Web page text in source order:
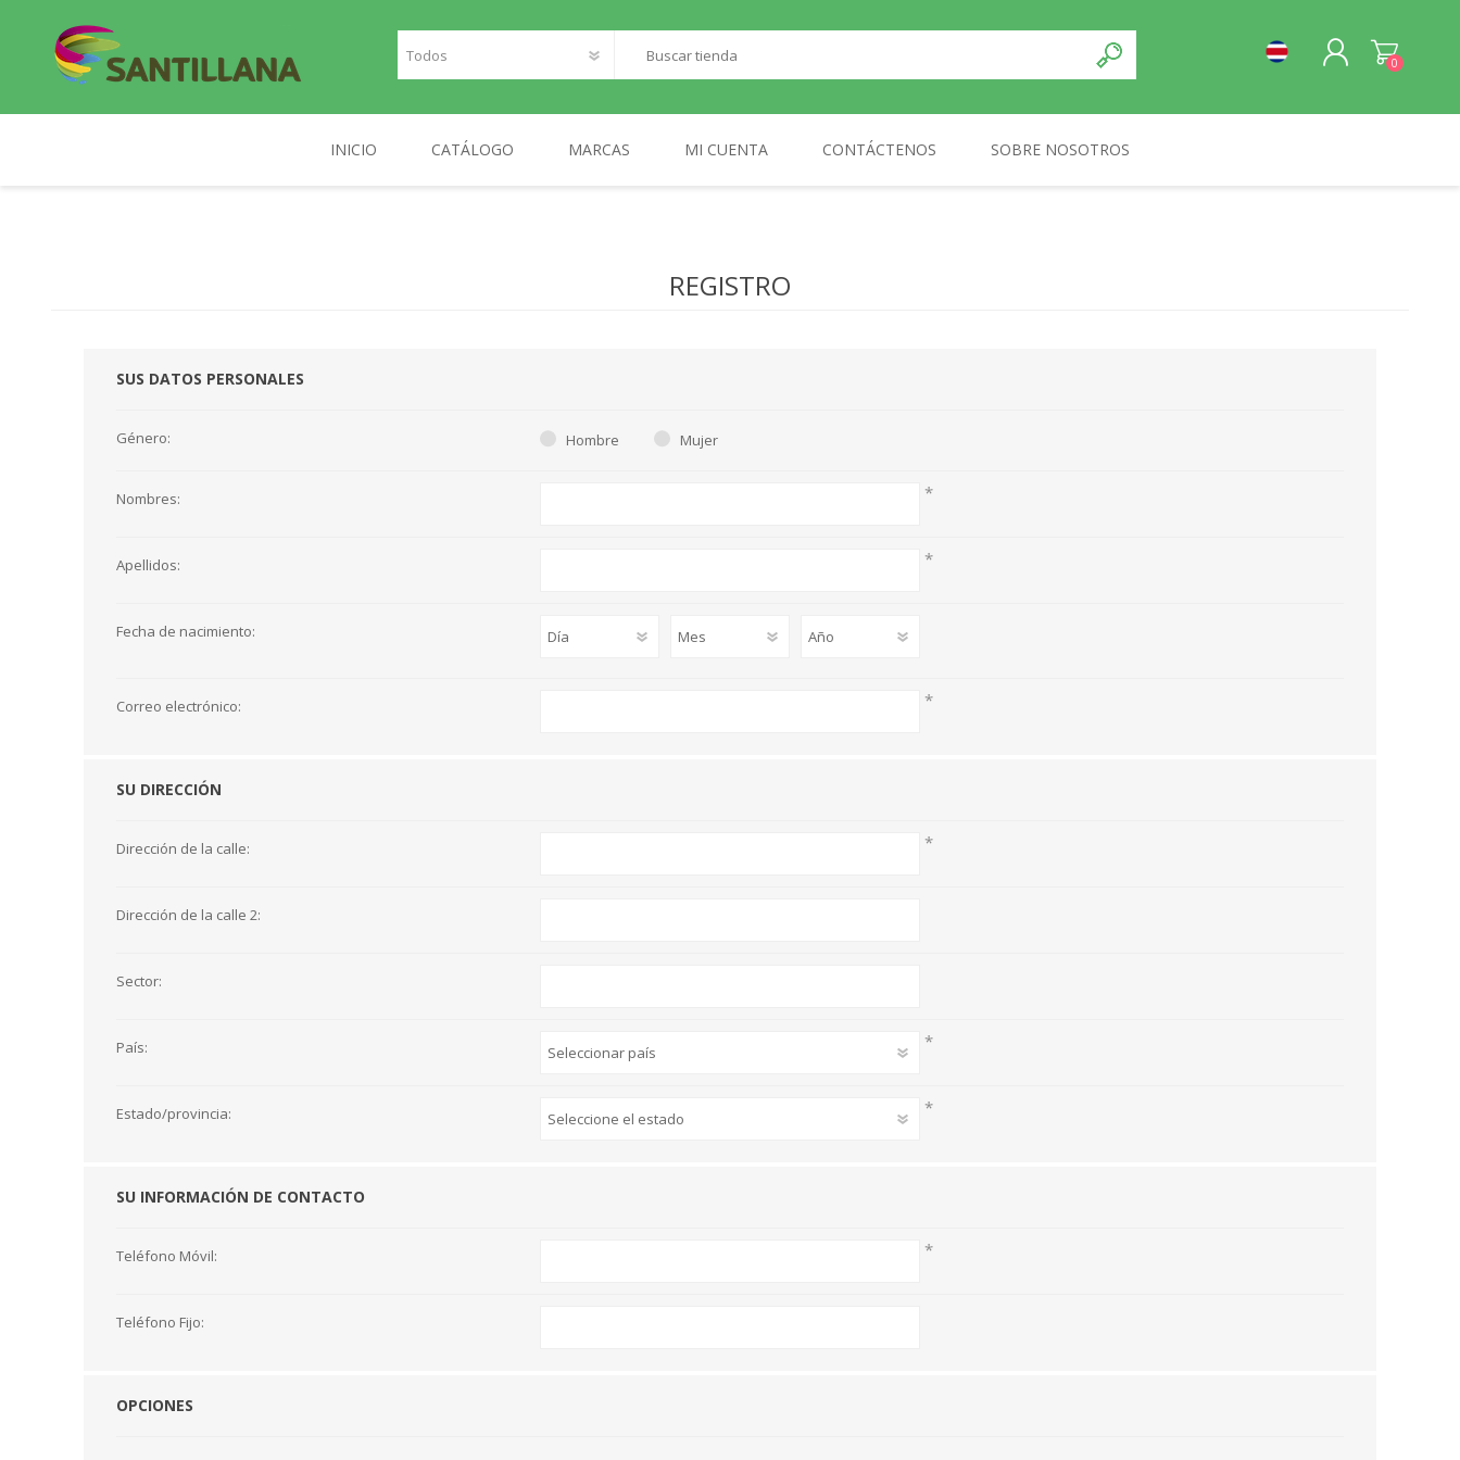
0
INICIO CATÁLOGO MARCAS MI CUENTA CONTÁCTENOS SOBRE NOSOTROS
REGISTRO
SUS DATOS PERSONALES
Género: Hombre Mujer
Nombres: *
Apellidos: *
Fecha de nacimiento:
Correo electrónico: *
SU DIRECCIÓN
Dirección de la calle: *
Dirección de la calle 2:
Sector:
País: *
Estado/provincia: *
SU INFORMACIÓN DE CONTACTO
Teléfono Móvil: *
Teléfono Fijo:
OPCIONES